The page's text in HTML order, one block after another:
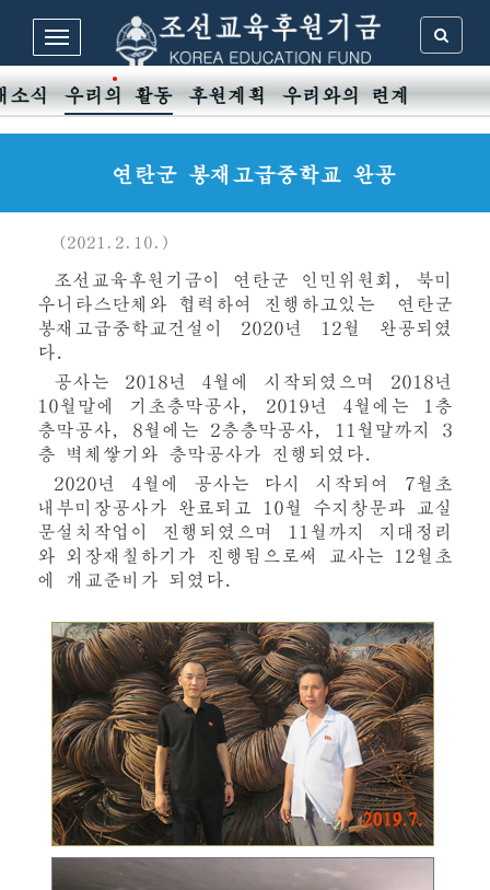
소식 우리의 활동 후원계획 우리와의 련계
연탄군 봉재고급중학교 완공
(2021.2.10.)
조선교육후원기금이 연탄군 인민위원회, 북미
우니타스단체와 협력하여 진행하고있는 연탄군
봉재고급중학교건설이 2020년 12월 완공되였
다.
공사는 2018년 4월에 시작되였으며 2018년
10월말에 기초층막공사, 2019년 4월에는 1층
층막공사, 8월에는 2층층막공사, 11월말까지 3
층 벽체쌓기와 층막공사가 진행되였다.
2020년 4월에 공사는 다시 시작되여 7월초
내부미장공사가 완료되고 10월 수지창문과 교실
문설치작업이 진행되였으며 11월까지 지대정리
와 외장재칠하기가 진행됨으로써 교사는 12월초
에 개교준비가 되였다.